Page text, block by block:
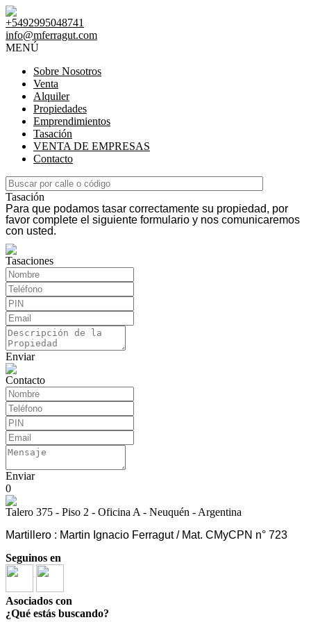
+5492995048741
info@mferragut.com
MENÚ
Sobre Nosotros
Venta
Alquiler
Propiedades
Emprendimientos
Tasación
VENTA DE EMPRESAS
Contacto
Tasación
Para que podamos tasar correctamente su propiedad, por
favor complete el siguiente formulario y nos comunicaremos
con usted.
Tasaciones
Enviar
Contacto
Enviar
0
Talero 375 - Piso 2 - Oficina A - Neuquén - Argentina
Martillero : Martin Ignacio Ferragut / Mat. CMyCPN n° 723
Seguinos en
Asociados con
¿Qué estás buscando?